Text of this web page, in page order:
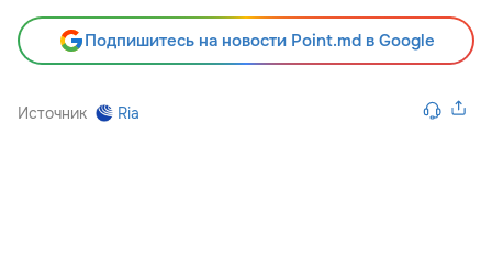
Подпишитесь на новости Point.md в Google
Источник Ria